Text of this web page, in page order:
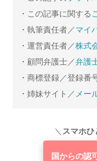
・この記事に関する
・執筆責任者／マイ
・運営責任者／株式
・顧問弁護士／弁護
・商標登録／登録番
・姉妹サイト／ メー
＼ スマホひ
国からの認